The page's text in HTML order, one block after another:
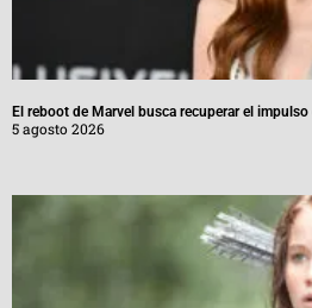
El reboot de Marvel busca recuperar el
5 agosto 2026